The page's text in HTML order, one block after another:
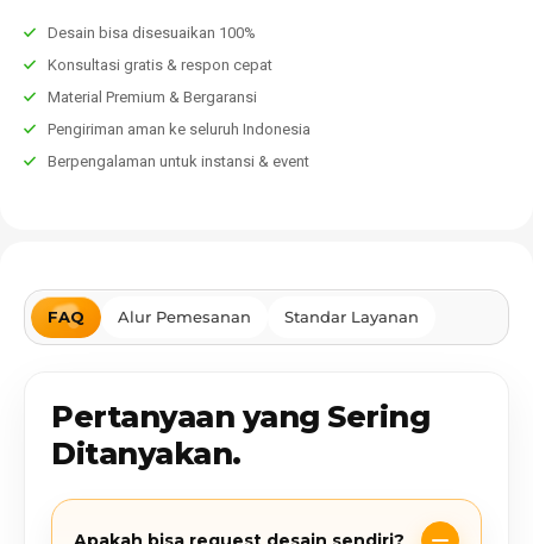
Desain bisa disesuaikan 100%
Konsultasi gratis & respon cepat
Material Premium & Bergaransi
Pengiriman aman ke seluruh Indonesia
Berpengalaman untuk instansi & event
FAQ Alur Pemesanan Standar Layanan
Pertanyaan yang Sering
Ditanyakan.